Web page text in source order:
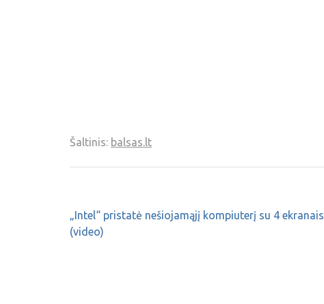
Šaltinis: balsas.lt
„Intel“ pristatė nešiojamąjį kompiuterį su 4 ekranais
(video)